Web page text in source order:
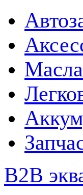
B2B